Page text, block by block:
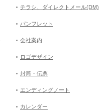
チラシ、ダイレクトメール(DM)
パンフレット
会社案内
ロゴデザイン
封筒・伝票
エンディングノート
カレンダー